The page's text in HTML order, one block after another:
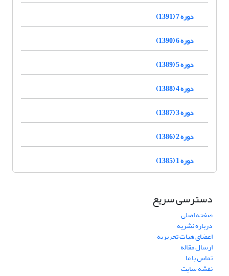
دوره 7 (1391)
دوره 6 (1390)
دوره 5 (1389)
دوره 4 (1388)
دوره 3 (1387)
دوره 2 (1386)
دوره 1 (1385)
دسترسی سریع
صفحه اصلی
درباره نشریه
اعضای هیات تحریریه
ارسال مقاله
تماس با ما
نقشه سایت